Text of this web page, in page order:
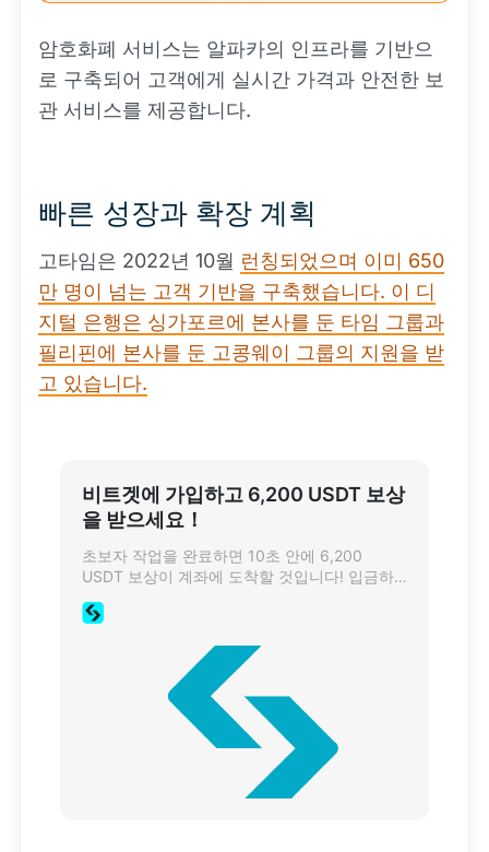
암호화폐 서비스는 알파카의 인프라를 기반으
로 구축되어 고객에게 실시간 가격과 안전한 보
관 서비스를 제공합니다.
빠른 성장과 확장 계획
고타임은 2022년 10월 런칭되었으며 이미 650
만 명이 넘는 고객 기반을 구축했습니다. 이 디
지털 은행은 싱가포르에 본사를 둔 타임 그룹과
필리핀에 본사를 둔 고콩웨이 그룹의 지원을 받
고 있습니다.
비트겟에 가입하고 6,200 USDT 보상
을 받으세요！
초보자 작업을 완료하면 10초 안에 6,200
USDT 보상이 계좌에 도착할 것입니다! 입금하